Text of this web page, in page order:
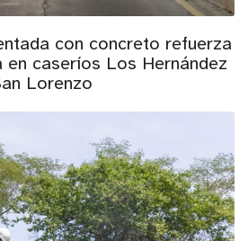
con concreto refuerza
caseríos Los Hernández
Lorenzo